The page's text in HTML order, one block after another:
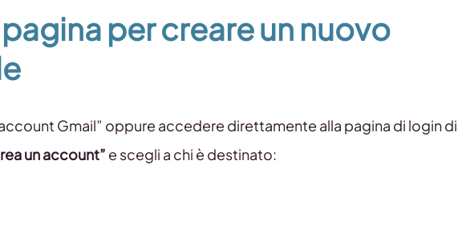
pagina per creare un nuovo
Gmail” oppure accedere direttamente alla pagina di login di
un account” e scegli a chi è destinato: